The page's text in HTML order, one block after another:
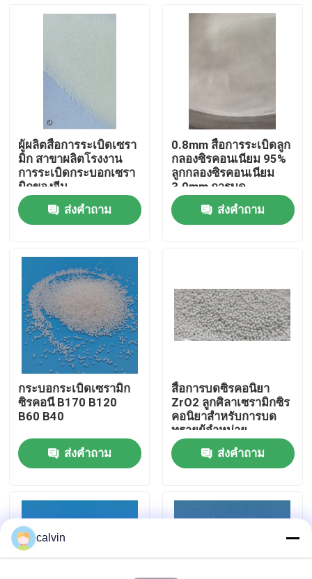
บ้าน
ผลิตภัณฑ์
เกี่ยวกับเรา
ทัวร์โรงงาน
ควบคุมคุณภาพ
ติดต่อเรา
ขออ้าง
การพ่นลูกปัดเซรามิก
ผู้ผลิตสื่อการระเบิดเซรา
มิก สาขาผลิตโรงงาน
การระเบิดกระบอกเซรา
มิกของจีน
ส่งคำถาม
0.8mm สื่อการระเบิดลูก
กลองซิรคอนเนียม 95%
ลูกกลองซิรคอนเนียม
3.0mm การบด
ส่งคำถาม
กระบอกระเบิดเซรามิก
ซิรคอนี B170 B120
B60 B40
ส่งคำถาม
สื่อการบดซิรคอนิยา
ZrO2 ลูกศิลาเซรามิกซิร
คอนิยาสําหรับการบด
ทรายผู้จําหน่าย
ส่งคำถาม
calvin